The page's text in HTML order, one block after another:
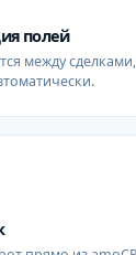
полей
между